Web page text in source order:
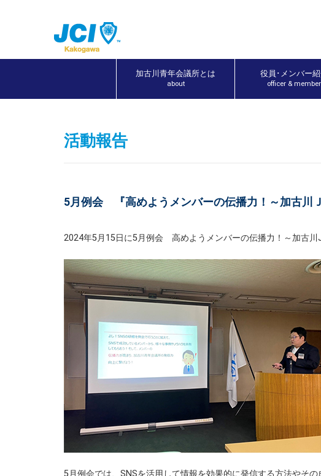
加古川青年会議所とは
about
役員･メンバー
officer & member
活動報告
5月例会 『高めようメンバーの伝播力！～加古川
2024年5月15日に5月例会 高めようメンバーの伝播力！～加古川